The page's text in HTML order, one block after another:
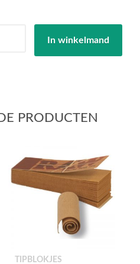
In winkelmand
PRODUCTEN
TIPBLOKJES